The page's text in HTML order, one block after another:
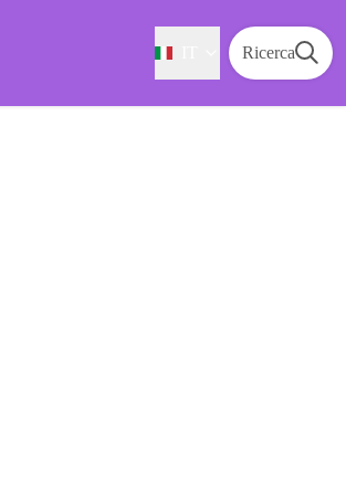
Ricerca